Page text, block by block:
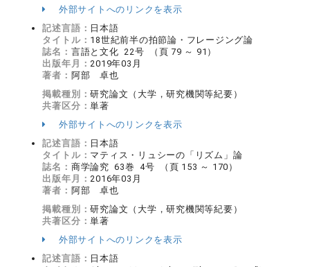
外部サイトへのリンクを表示
記述言語： 日本語
タイトル： 18世紀前半の拍節論・フレージング論
誌名： 言語と文化 22号 （頁 79 ～ 91）
出版年月：2019年03月
著者： 阿部 卓也
掲載種別：研究論文（大学，研究機関等紀要）
共著区分：単著
外部サイトへのリンクを表示
記述言語： 日本語
タイトル： マティス・リュシーの「リズム」論
誌名： 商学論究 63巻 4号 （頁 153 ～ 170）
出版年月：2016年03月
著者： 阿部 卓也
掲載種別：研究論文（大学，研究機関等紀要）
共著区分：単著
外部サイトへのリンクを表示
記述言語： 日本語